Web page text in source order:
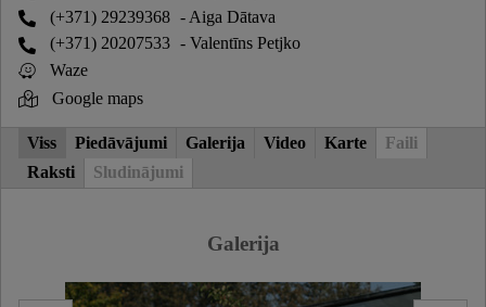
(+371) 29239368 - Aiga Dātava
(+371) 20207533 - Valentīns Petjko
Waze
Google maps
Viss Piedāvājumi Galerija Video Karte
Faili
Raksti
Sludinājumi
Galerija